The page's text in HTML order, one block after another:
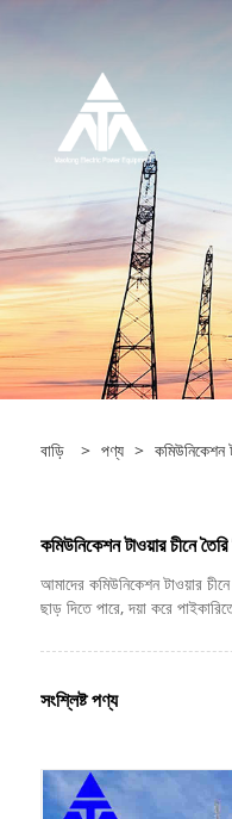
বাড়ি > পণ্য > কমিউনিকেশন
কমিউনিকেশন টাওয়ার চীনে তৈরি
আমাদের কমিউনিকেশন টাওয়ার
ছাড় দিতে পারে, দয়া করে
সংশ্লিষ্ট পণ্য